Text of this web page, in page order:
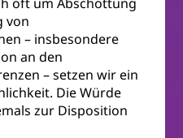
von
– insbesondere
an den
– setzen wir ein
Die Würde
zur Disposition